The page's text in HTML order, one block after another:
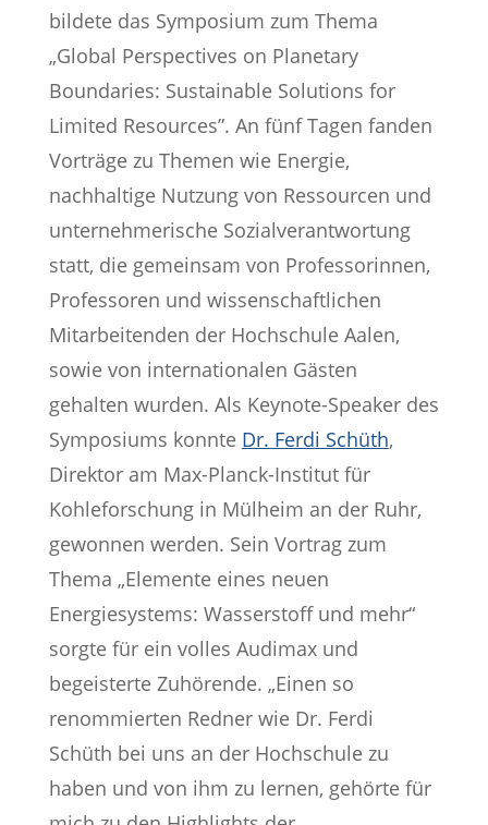
bildete das Symposium zum Thema
„Global Perspectives on Planetary
Boundaries: Sustainable Solutions for
Limited Resources”. An fünf Tagen fanden
Vorträge zu Themen wie Energie,
nachhaltige Nutzung von Ressourcen und
unternehmerische Sozialverantwortung
statt, die gemeinsam von Professorinnen,
Professoren und wissenschaftlichen
Mitarbeitenden der Hochschule Aalen,
sowie von internationalen Gästen
gehalten wurden. Als Keynote-Speaker des
Symposiums konnte Dr. Ferdi Schüth,
Direktor am Max-Planck-Institut für
Kohleforschung in Mülheim an der Ruhr,
gewonnen werden. Sein Vortrag zum
Thema „Elemente eines neuen
Energiesystems: Wasserstoff und mehr“
sorgte für ein volles Audimax und
begeisterte Zuhörende. „Einen so
renommierten Redner wie Dr. Ferdi
Schüth bei uns an der Hochschule zu
haben und von ihm zu lernen, gehörte für